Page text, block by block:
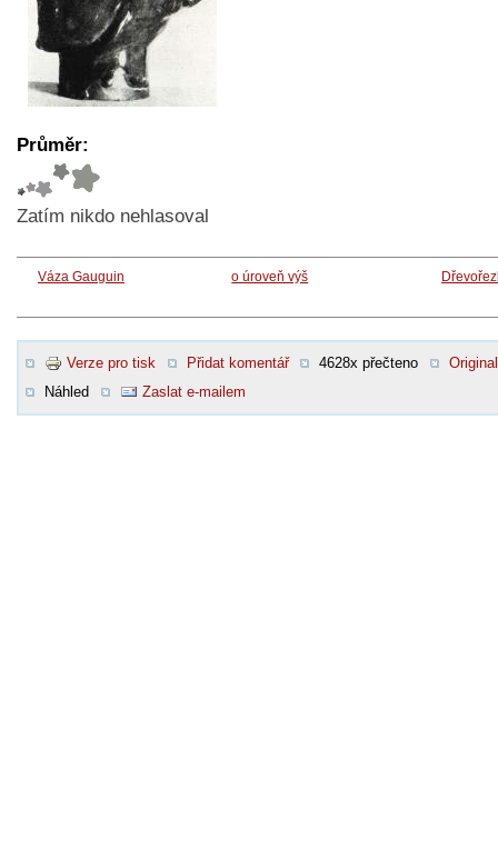
Průměr:
Zatím nikdo nehlasoval
Váza Gauguin o úroveň výš
Verze pro tisk Přidat komentář 4628x přečteno
Original
Náhled
Zaslat e-mailem